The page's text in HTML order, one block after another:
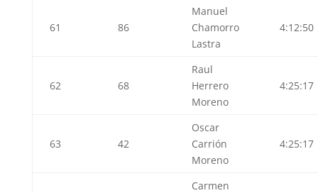
61 86
Manuel
Chamorro
Lastra
4:12:50
62 68
Raul
Herrero
Moreno
4:25:17
63 42
Oscar
Carrión
Moreno
4:25:17
Carmen